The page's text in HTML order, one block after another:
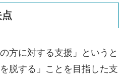
方に対する支援」というと
脱する」ことを目指した支